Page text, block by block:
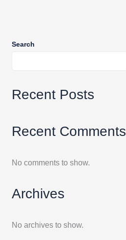
Search
Recent Posts
Recent Comments
No comments to show.
Archives
No archives to show.